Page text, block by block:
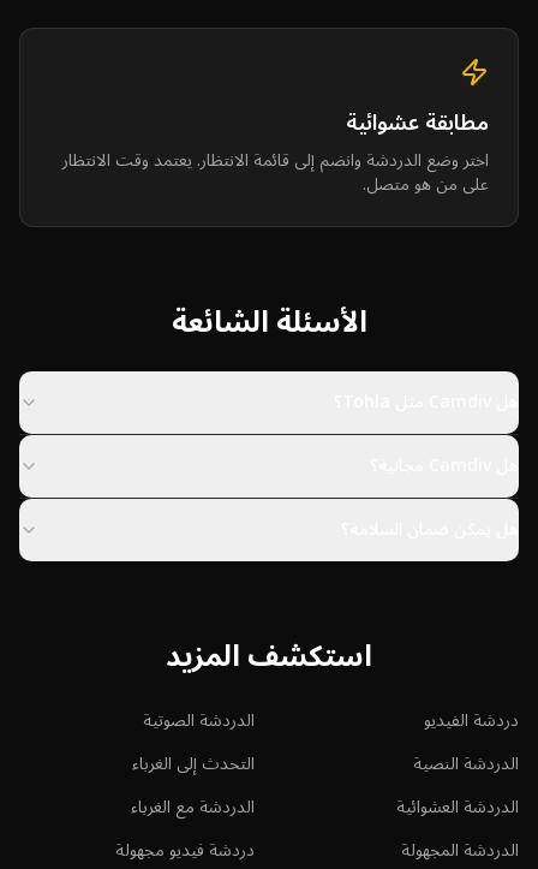
مطابقة عشوائية
اختر وضع الدردشة وانضم إلى قائمة الانتظار. يعتمد وقت الانتظار
على من هو متصل.
الأسئلة الشائعة
استكشف المزيد
دردشة الفيديو
الدردشة الصوتية
الدردشة النصية
التحدث إلى الغرباء
الدردشة العشوائية
الدردشة مع الغرباء
الدردشة المجهولة
دردشة فيديو مجهولة